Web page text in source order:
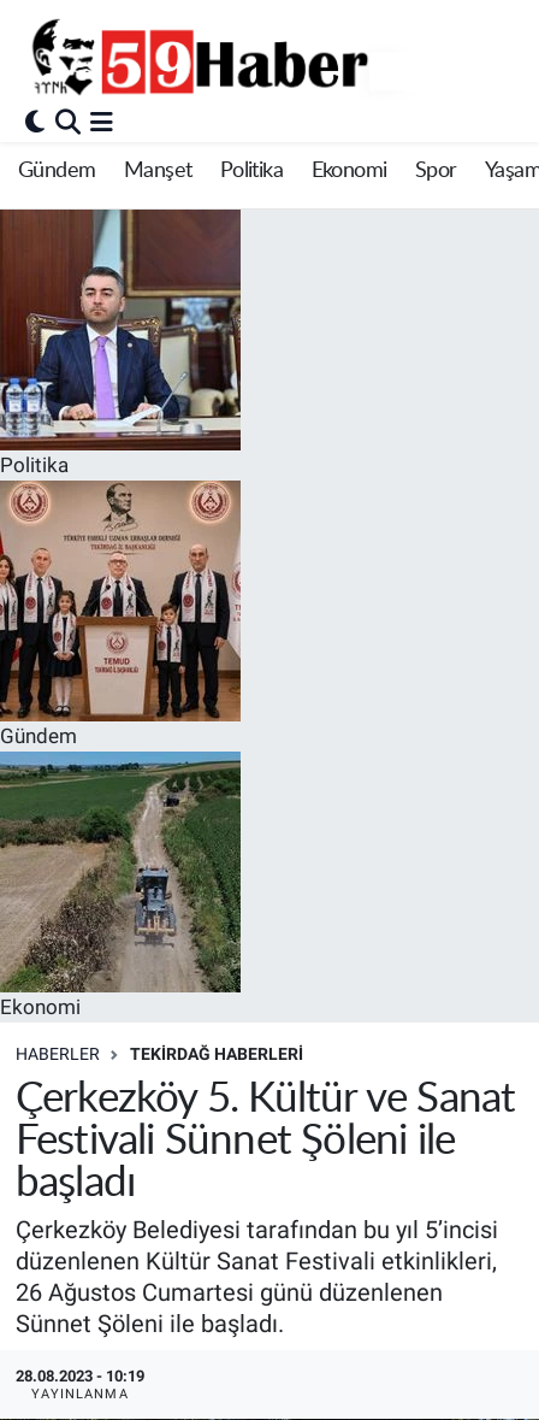
Gündem Manşet Politika Ekonomi Spor
Politika
Gündem
Ekonomi
HABERLER TEKIRDAĞ HABERLERI
Çerkezköy 5. Kültür ve Sanat
Festivali Sünnet Şöleni ile
başladı
Çerkezköy Belediyesi tarafından bu yıl 5’incisi
düzenlenen Kültür Sanat Festivali etkinlikleri,
26 Ağustos Cumartesi günü düzenlenen
Sünnet Şöleni ile başladı.
28.08.2023 - 10:19
YAYINLANMA